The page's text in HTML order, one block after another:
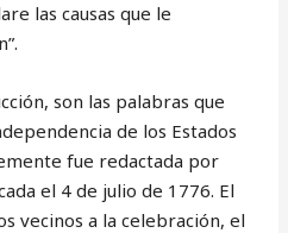
las causas que le
son las palabras que
de los Estados
fue redactada por
el 4 de julio de 1776. El
vecinos a la celebración, el